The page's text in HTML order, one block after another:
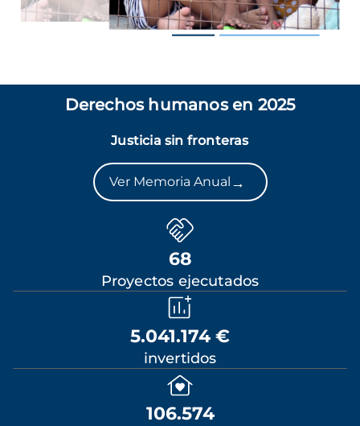
Derechos humanos en 2025
Justicia sin fronteras
Ver Memoria Anual →
68
Proyectos ejecutados
5.041.174 €
invertidos
106.574